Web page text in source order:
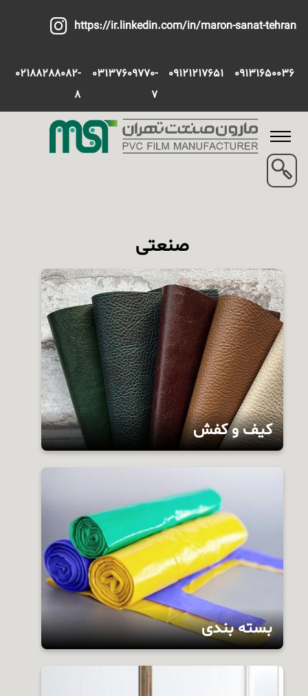
https://ir.linkedin.com/in/maron-sanat-tehran
09131650036
09121217651
03137609770-
7
02188288082-
8
صنعتی
کیف و کفش
کاربردهای عمومی پوششی و صنعتی در صنایع
مبلمان و دکوراسیون، تشکدوزی، سراجی،
چادردوزی، کفاشی، صنایع خودرو و هر نوع پوشش
آستردار با ورق‌های پی‌وی‌سی و امثالهم می‌باشد.
بسته بندی